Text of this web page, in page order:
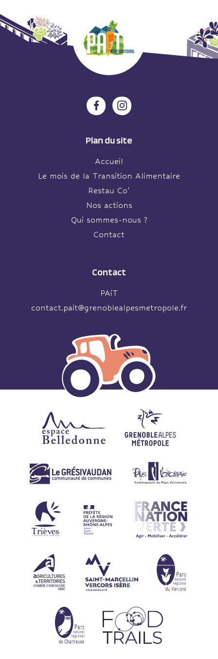
Plan du site
Accueil
Le mois de la Transition Alimentaire
Restau Co’
Nos actions
Qui sommes-nous ?
Contact
Contact
PAiT
contact.pait@grenoblealpesmetropole.fr